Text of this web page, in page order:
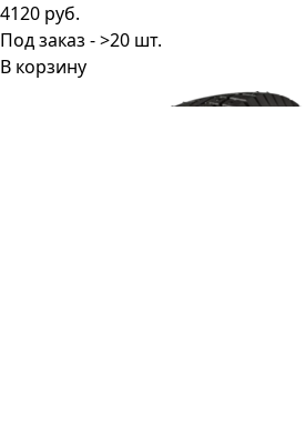
4120 руб.
Под заказ - >20 шт.
В корзину